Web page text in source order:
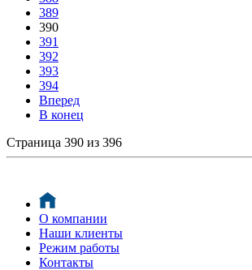
389
390
391
392
393
394
Вперед
В конец
Страница 390 из 396
О компании
Наши клиенты
Режим работы
Контакты